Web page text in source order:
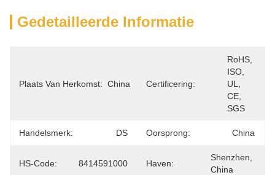
Gedetailleerde Informatie
Plaats Van Herkomst: China Certificering:
RoHS,
ISO,
UL,
CE,
SGS
Handelsmerk: DS Oorsprong: China
HS-Code: 8414591000 Haven:
Shenzhen,
China